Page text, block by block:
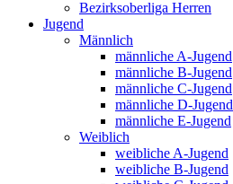
Bezirksoberliga Herren
Jugend
Männlich
männliche A-Jugend
männliche B-Jugend
männliche C-Jugend
männliche D-Jugend
männliche E-Jugend
Weiblich
weibliche A-Jugend
weibliche B-Jugend